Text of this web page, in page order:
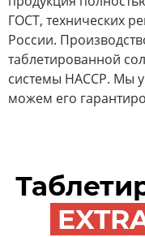
ГОСТ, технических
России.
таблетированной
системы HACCP. Мы
можем его